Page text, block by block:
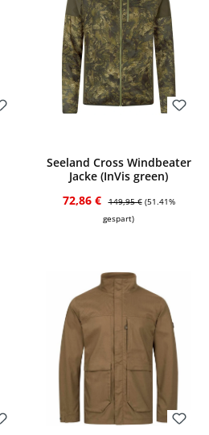
Seeland Cross Windbeater
Jacke (InVis green)
Verkaufspreis:
72,86 € Regulärer Preis:
149,95 € (51.41%
gespart)